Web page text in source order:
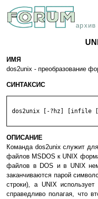
архив
ИМЯ
dos2unix - преобразование
СИНТАКСИС
dos2unix [-?hz] [infile
ОПИСАНИЕ
Команда dos2unix служит
файлов MSDOS к UNIX
файлов в DOS и в UNIX
заканчиваются парой
строки), а UNIX
справедливо полагая, что